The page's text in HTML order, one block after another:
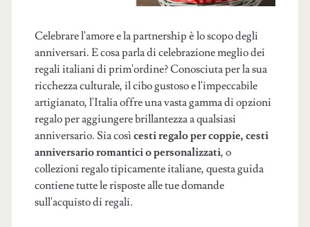
Celebrare l'amore e la partnership è lo scopo degli
anniversari. E cosa parla di celebrazione meglio dei
regali italiani di prim'ordine? Conosciuta per la sua
ricchezza culturale, il cibo gustoso e l'impeccabile
artigianato, l'Italia offre una vasta gamma di opzioni
regalo per aggiungere brillantezza a qualsiasi
anniversario. Sia così cesti regalo per coppie, cesti
anniversario romantici o personalizzati, o
collezioni regalo tipicamente italiane, questa guida
contiene tutte le risposte alle tue domande
sull'acquisto di regali.